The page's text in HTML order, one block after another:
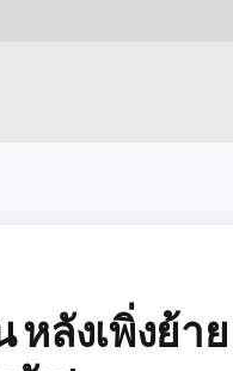
หลังเพิ่งย้าย